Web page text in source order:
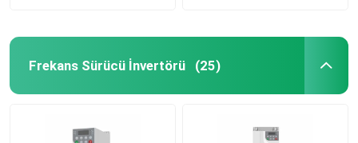
Frekans Sürücü İnvertörü (25)